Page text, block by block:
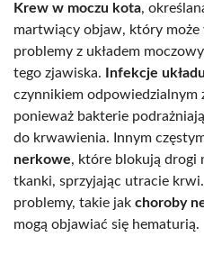
Krew w moczu kota,
martwiący objaw, który może
problemy z układem
tego zjawiska.
Infekcje
czynnikiem odpowiedzialnym
ponieważ bakterie
do krwawienia. Innym
nerkowe, które blokują drogi
tkanki, sprzyjając utracie
problemy, takie jak choroby
mogą objawiać się hematurią.